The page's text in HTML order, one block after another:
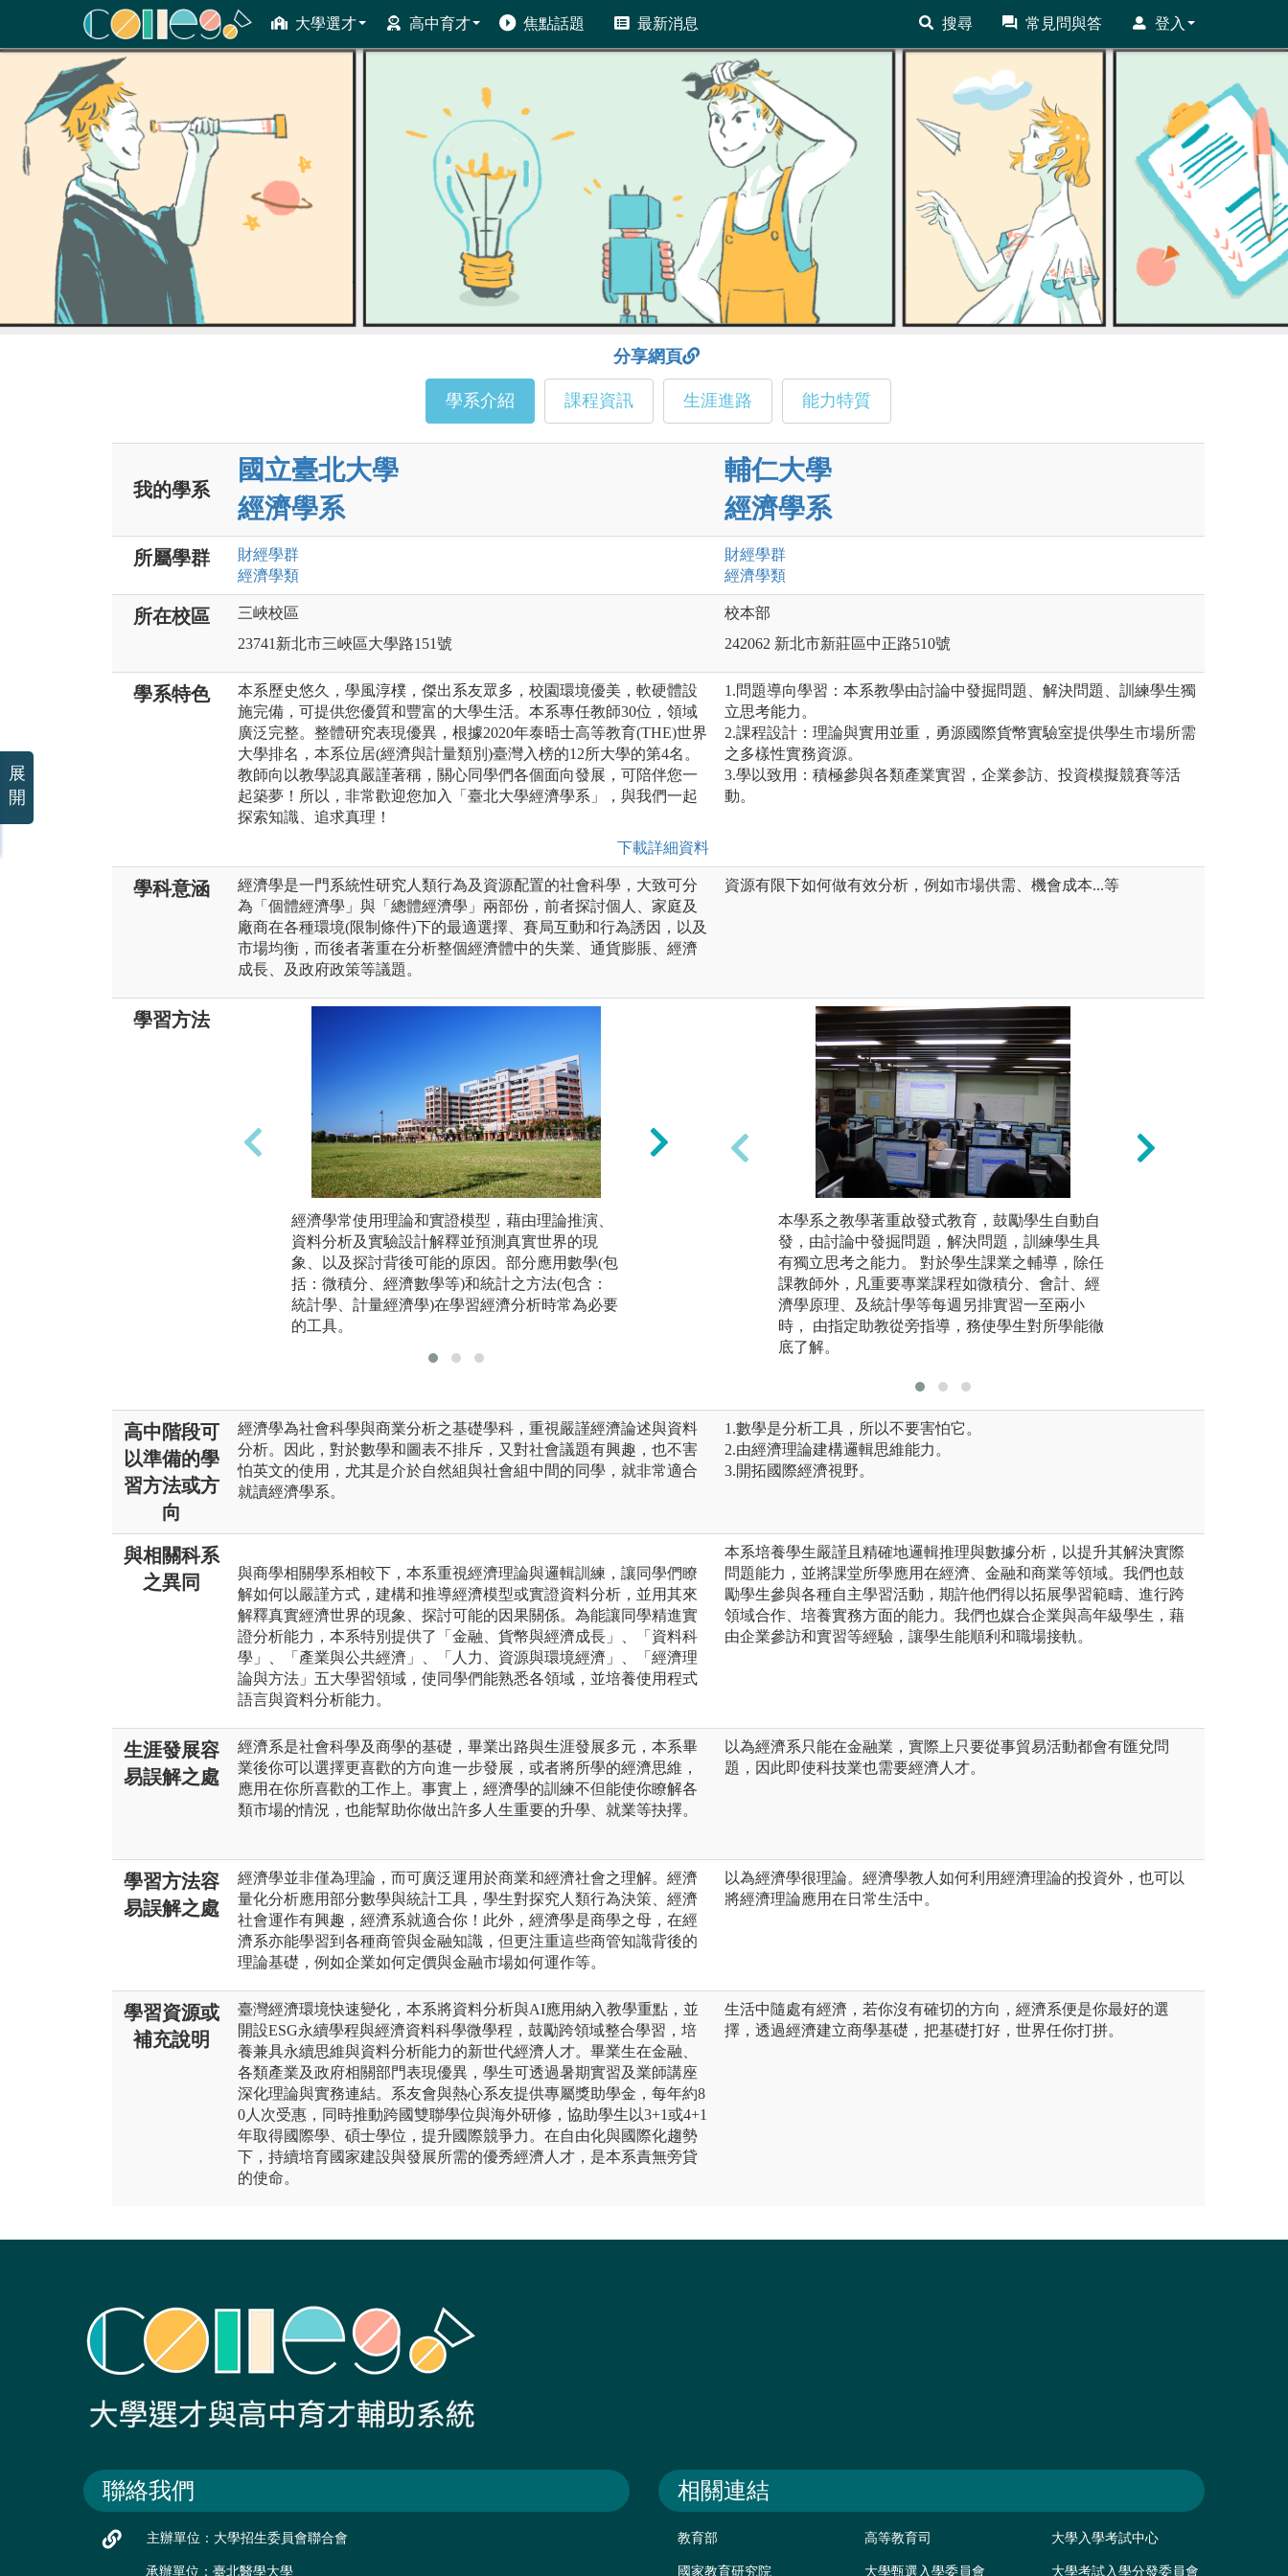
大學選才 高中育才 焦點話題 最新消息 搜尋 常見問與答 登入
ColleGo! 大學選才與高中育才輔助系統
分享網頁
學系介紹 課程資訊 生涯進路 能力特質
我的學系
國立臺北大學
經濟學系
輔仁大學
經濟學系
所屬學群 財經學群
經濟學類
財經學群
經濟學類
所在校區
三峽校區
23741新北市三峽區大學路151號
校本部
242062 新北市新莊區中正路510號
學系特色
本系歷史悠久，學風淳樸，傑出系友眾多，校園環境優美，軟硬體設
施完備，可提供您優質和豐富的大學生活。本系專任教師30位，領域
廣泛完整。整體研究表現優異，根據2020年泰晤士高等教育(THE)世界
大學排名，本系位居(經濟與計量類別)臺灣入榜的12所大學的第4名。
教師向以教學認真嚴謹著稱，關心同學們各個面向發展，可陪伴您一
起築夢！所以，非常歡迎您加入「臺北大學經濟學系」，與我們一起
探索知識、追求真理！
下載詳細資料
1.問題導向學習：本系教學由討論中發掘問題、解決問題、訓練學生獨
立思考能力。
2.課程設計：理論與實用並重，勇源國際貨幣實驗室提供學生市場所需
之多樣性實務資源。
3.學以致用：積極參與各類產業實習，企業参訪、投資模擬競賽等活
動。
學科意涵
經濟學是一門系統性研究人類行為及資源配置的社會科學，大致可分
為「個體經濟學」與「總體經濟學」兩部份，前者探討個人、家庭及
廠商在各種環境(限制條件)下的最適選擇、賽局互動和行為誘因，以及
市場均衡，而後者著重在分析整個經濟體中的失業、通貨膨脹、經濟
成長、及政府政策等議題。
資源有限下如何做有效分析，例如市場供需、機會成本...等
學習方法
經濟學常使用理論和實證模型，藉由理論推演、
資料分析及實驗設計解釋並預測真實世界的現
象、以及探討背後可能的原因。部分應用數學(包
括：微積分、經濟數學等)和統計之方法(包含：
統計學、計量經濟學)在學習經濟分析時常為必要
的工具。
隨著資料分析與AI技術應用日益重要，撰寫程式
分析經濟議題的能力也變得愈來愈必要。
本學系之教學著重啟發式教育，鼓勵學生自動自
發，由討論中發掘問題，解決問題，訓練學生具
有獨立思考之能力。 對於學生課業之輔導，除任
課教師外，凡重要專業課程如微積分、會計、經
濟學原理、及統計學等每週另排實習一至兩小
時， 由指定助教從旁指導，務使學生對所學能徹
底了解。
高中階段可
以準備的學
習方法或方
向
經濟學為社會科學與商業分析之基礎學科，重視嚴謹經濟論述與資料
分析。因此，對於數學和圖表不排斥，又對社會議題有興趣，也不害
怕英文的使用，尤其是介於自然組與社會組中間的同學，就非常適合
就讀經濟學系。
1.數學是分析工具，所以不要害怕它。
2.由經濟理論建構邏輯思維能力。
3.開拓國際經濟視野。
與相關科系
之異同
與商學相關學系相較下，本系重視經濟理論與邏輯訓練，讓同學們瞭
解如何以嚴謹方式，建構和推導經濟模型或實證資料分析，並用其來
解釋真實經濟世界的現象、探討可能的因果關係。為能讓同學精進實
證分析能力，本系特別提供了「金融、貨幣與經濟成長」、「資料科
學」、「產業與公共經濟」、「人力、資源與環境經濟」、「經濟理
論與方法」五大學習領域，使同學們能熟悉各領域，並培養使用程式
語言與資料分析能力。
本系培養學生嚴謹且精確地邏輯推理與數據分析，以提升其解決實際
問題能力，並將課堂所學應用在經濟、金融和商業等領域。我們也鼓
勵學生參與各種自主學習活動，期許他們得以拓展學習範疇、進行跨
領域合作、培養實務方面的能力。我們也媒合企業與高年級學生，藉
由企業參訪和實習等經驗，讓學生能順利和職場接軌。
生涯發展容
易誤解之處
經濟系是社會科學及商學的基礎，畢業出路與生涯發展多元，本系畢
業後你可以選擇更喜歡的方向進一步發展，或者將所學的經濟思維，
應用在你所喜歡的工作上。事實上，經濟學的訓練不但能使你瞭解各
類市場的情況，也能幫助你做出許多人生重要的升學、就業等抉擇。
以為經濟系只能在金融業，實際上只要從事貿易活動都會有匯兌問
題，因此即使科技業也需要經濟人才。
學習方法容
易誤解之處
經濟學並非僅為理論，而可廣泛運用於商業和經濟社會之理解。經濟
量化分析應用部分數學與統計工具，學生對探究人類行為決策、經濟
社會運作有興趣，經濟系就適合你！此外，經濟學是商學之母，在經
濟系亦能學習到各種商管與金融知識，但更注重這些商管知識背後的
理論基礎，例如企業如何定價與金融市場如何運作等。
以為經濟學很理論。經濟學教人如何利用經濟理論的投資外，也可以
將經濟理論應用在日常生活中。
學習資源或
補充說明
臺灣經濟環境快速變化，本系將資料分析與AI應用納入教學重點，並
開設ESG永續學程與經濟資料科學微學程，鼓勵跨領域整合學習，培
養兼具永續思維與資料分析能力的新世代經濟人才。畢業生在金融、
各類產業及政府相關部門表現優異，學生可透過暑期實習及業師講座
深化理論與實務連結。系友會與熱心系友提供專屬獎助學金，每年約8
0人次受惠，同時推動跨國雙聯學位與海外研修，協助學生以3+1或4+1
年取得國際學、碩士學位，提升國際競爭力。在自由化與國際化趨勢
下，持續培育國家建設與發展所需的優秀經濟人才，是本系責無旁貸
的使命。
生活中隨處有經濟，若你沒有確切的方向，經濟系便是你最好的選
擇，透過經濟建立商學基礎，把基礎打好，世界任你打拼。
聯絡我們
主辦單位：大學招生委員會聯合會
承辦單位：臺北醫學大學
相關連結
教育部 高等教育司 大學入學考試中心
國家教育研究院 大學甄選入學委員會 大學考試入學分發委員會
展
開